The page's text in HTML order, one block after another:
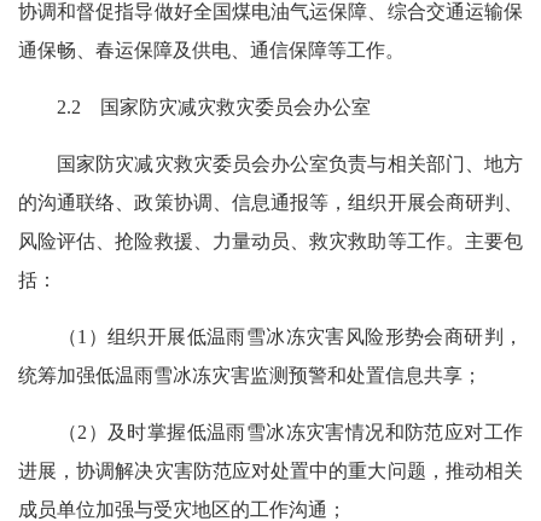
协调和督促指导做好全国煤电油气运保障、综合交通运输保
通保畅、春运保障及供电、通信保障等工作。
2.2 国家防灾减灾救灾委员会办公室
国家防灾减灾救灾委员会办公室负责与相关部门、地方
的沟通联络、政策协调、信息通报等，组织开展会商研判、
风险评估、抢险救援、力量动员、救灾救助等工作。主要包
括：
（1）组织开展低温雨雪冰冻灾害风险形势会商研判，
统筹加强低温雨雪冰冻灾害监测预警和处置信息共享；
（2）及时掌握低温雨雪冰冻灾害情况和防范应对工作
进展，协调解决灾害防范应对处置中的重大问题，推动相关
成员单位加强与受灾地区的工作沟通；